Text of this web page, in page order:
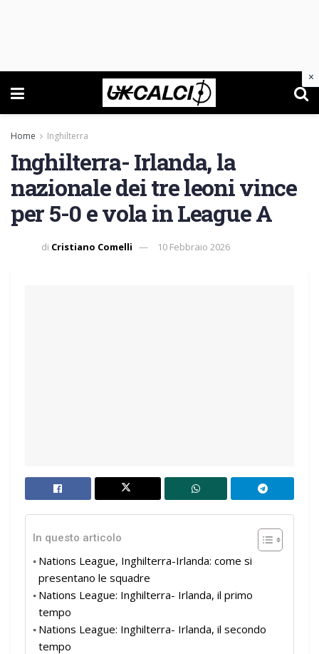
Home Inghilterra
Inghilterra- Irlanda, la
nazionale dei tre leoni vince
per 5-0 e vola in League A
di Cristiano Comelli 10 Febbraio 2026
In questo articolo
Nations League, Inghilterra-Irlanda: come si
presentano le squadre
Nations League: Inghilterra- Irlanda, il primo
tempo
Nations League: Inghilterra- Irlanda, il secondo
tempo
×